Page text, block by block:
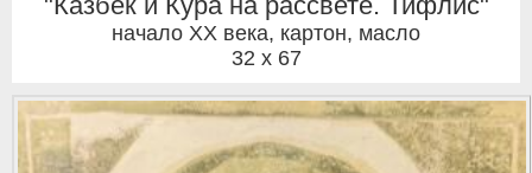
начало ХХ века, картон, масло
32 x 67